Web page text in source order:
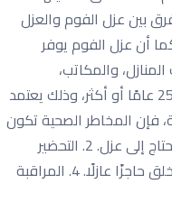
قم بمعالجتها سريعًا لضمان استمرار فعالية العزل. أسئلة شائعة حول عزل الفوم 1. ما هو الفرق بين عزل الفوم والعزل
أن عزل الفوم يوفر
المنازل، والمكاتب،
والمرافق الصناعية. يمكن تخصيصه ليناسب احتياجات كل مشروع. 3. ما هي مدة صلاحية عزل الفوم؟ عادةً ما يدوم عزل الفوم لفترات طويلة، تصل إلى 25 عامًا أو أكثر، وذلك يعتمد
فإن المخاطر الصحية تكون
ضئيلة. من المهم اتباع إرشادات السلامة أثناء التركيب. خطوات تنفيذ عزل الفوم 1. التقييم الأولي تبدأ العملية بتقييم شامل للمبنى لتحديد المناطق التي تحتاج إلى عزل. 2. التحضير
يتضمن ذلك تنظيف الأسطح وضمان عدم وجود رطوبة أو تلف. 3. التطبيق يتم رش أو صب الفوم على الأسطح المستهدفة، حيث يتوسع ليملأ الفراغات ويخلق حاجزًا عازلًا. 4. المراقبة